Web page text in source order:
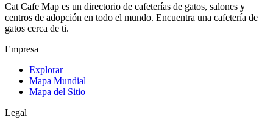
Cat Cafe Map es un directorio de cafeterías de gatos, salones y
centros de adopción en todo el mundo. Encuentra una cafetería de
gatos cerca de ti.
Empresa
Explorar
Mapa Mundial
Mapa del Sitio
Legal